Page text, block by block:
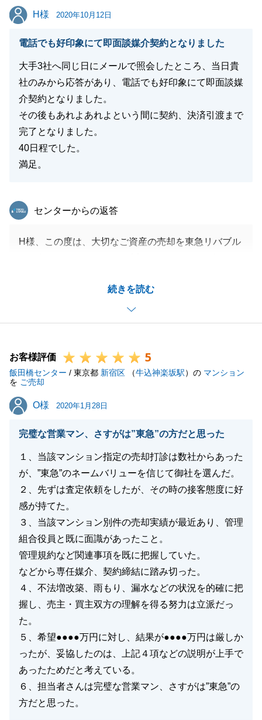
H様
H様 2020年10月12日
電話でも好印象にて即面談媒介契約となりました
大手3社へ同じ日にメールで照会したところ、当日貴
社のみから応答があり、電話でも好印象にて即面談媒
介契約となりました。
その後もあれよあれよという間に契約、決済引渡まで
完了となりました。
40日程でした。
満足。
続きを読む
東急リバブル
センターからの返答
H様、この度は、大切なご資産の売却を東急リバブル
また、お褒めのお言葉も頂戴いたしまして、誠にあり
不動産というとても高額なお取引ですので、「迅速か
別の不動産のお取引でもまだお手続きがございますの
で、引き続き、どうぞ宜しくお願い申し上げます。
お客様評価 5
飯田橋センター / 東京都 新宿区 （牛込神楽坂駅）の マンション
を ご売却
O様
O様 2020年1月28日
完璧な営業マン、さすがは”東急”の方だと思った
１、当該マンション指定の売却打診は数社からあった
が、”東急”のネームバリューを信じて御社を選んだ。
２、先ずは査定依頼をしたが、その時の接客態度に好
感が持てた。
３、当該マンション別件の売却実績が最近あり、管理
組合役員と既に面識があったこと。
管理規約など関連事項を既に把握していた。
などから専任媒介、契約締結に踏み切った。
４、不法増改築、雨もり、漏水などの状況を的確に把
握し、売主・買主双方の理解を得る努力は立派だっ
た。
５、希望●●●●万円に対し、結果が●●●●万円は厳しか
ったが、妥協したのは、上記４項などの説明が上手で
あったためだと考えている。
６、担当者さんは完璧な営業マン、さすがは”東急”の
方だと思った。